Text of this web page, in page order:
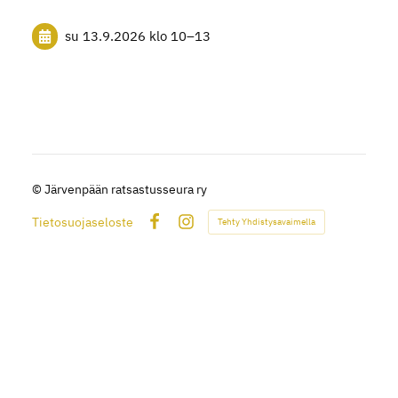
su 13.9.2026 klo 10–13
© Järvenpään ratsastusseura ry
Tietosuojaseloste
Instagram
Tehty Yhdistysavaimella